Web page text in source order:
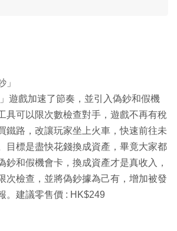
」
遊戲加速了節奏，並引入偽鈔和假機
具可以限次數檢查對手，遊戲不再有稅
鐵路，改讓玩家坐上火車，快速前往未
目標是盡快花錢換成資產，畢竟大家都
鈔和假機會卡，換成資產才是真收入，
次檢查，並將偽鈔據為己有，增加被發
。建議零售價 : HK$249